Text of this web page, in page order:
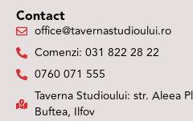
Contact
office@tavernastudioului.ro
Comenzi: 031 822 28 22
0760 071 555
Taverna Studioului: str. Aleea
Buftea, Ilfov